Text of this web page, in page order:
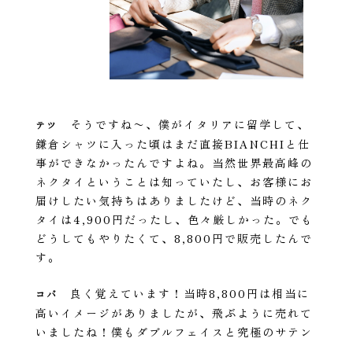
テツ
そうですね〜、僕がイタリアに留学して、
鎌倉シャツに入った頃はまだ直接BIANCHIと仕
事ができなかったんですよね。当然世界最高峰の
ネクタイということは知っていたし、お客様にお
届けしたい気持ちはありましたけど、当時のネク
タイは4,900円だったし、色々厳しかった。でも
どうしてもやりたくて、8,800円で販売したんで
す。
コバ
良く覚えています！当時8,800円は相当に
高いイメージがありましたが、飛ぶように売れて
いましたね！僕もダブルフェイスと究極のサテン